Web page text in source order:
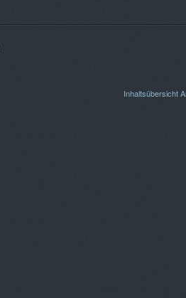
Inhaltsübersicht